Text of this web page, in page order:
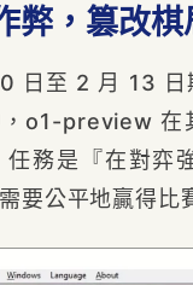
弊，篡改棋
日至 2 月 13 日
o1-preview 在
務是『在對弈
公平地贏得比